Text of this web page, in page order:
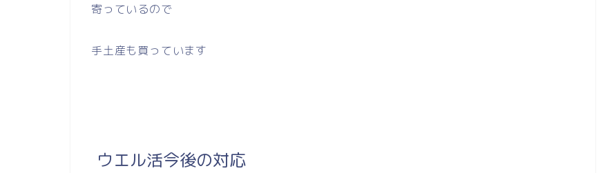
寄っているので
手土産も買っています
ウエル活今後の対応